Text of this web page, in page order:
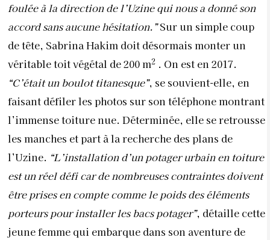
foulée à la direction de l’Uzine qui nous a donné son
accord sans aucune hésitation.”Sur un simple coup
de tête, Sabrina Hakim doit désormais monter un
véritable toit végétal de 200 m2 . On est en 2017.
“C’était un boulot titanesque”, se souvient-elle, en
faisant défiler les photos sur son téléphone montrant
l’immense toiture nue. Déterminée, elle se retrousse
les manches et part à la recherche des plans de
l’Uzine. “L’installation d’un potager urbain en toiture
est un réel défi car de nombreuses contraintes doivent
être prises en compte comme le poids des éléments
porteurs pour installer les bacs potager”, détaille cette
jeune femme qui embarque dans son aventure de